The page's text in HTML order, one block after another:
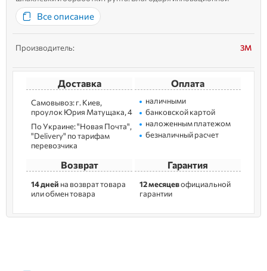
технологии пирамидальных зерен, эти керамические абразивы
обеспечивают значительно более высокую режущую
способност...
Все описание
Производитель: 3M
Доставка
Самовывоз: г. Kиев,
пpoулoк Юрия Матущака, 4
По Украине: "Новая Почта",
"Delivery" по тарифам
перевозчика
Оплата
наличными
банковской картой
наложенным платежом
безналичный расчет
Возврат
14 дней на возврат товара
или обмен товара
Гарантия
12 месяцевофициальной
гарантии